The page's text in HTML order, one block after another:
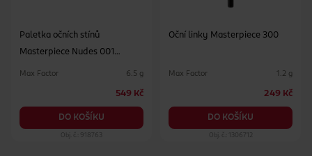
Paletka očních stínů
Masterpiece Nudes 001
Max Factor 6.5 g
549 Kč
DO KOŠÍKU
Obj. č.: 918763
Oční linky Masterpiece 300
Max Factor 1.2 g
249 Kč
DO KOŠÍKU
Obj. č.: 1306712